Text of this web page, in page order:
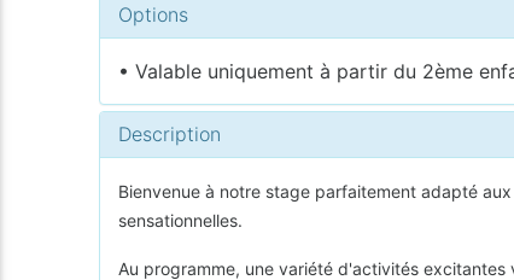
Options
• Valable uniquement à partir du 2ème
Description
Bienvenue à notre stage parfaitement adapté
sensationnelles.
Au programme, une variété d'activités excitantes